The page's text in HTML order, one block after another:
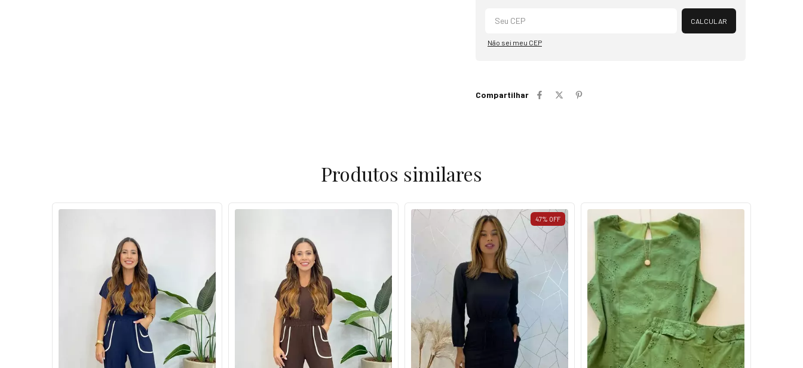
Alterar CEP
CALCULAR
Não sei meu CEP
Compartilhar
Produtos similares
47% OFF